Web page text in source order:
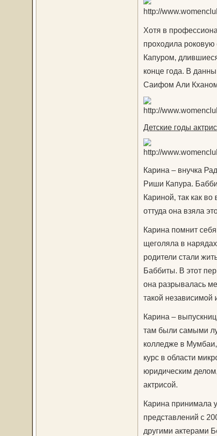
Хотя в
проходила
Капуром,
конце года. В
Саифом Али Кханом
Детские годы
Карина – внучка
Риши Капура.
Кариной, так как
оттуда она взяла
Карина помнит
щеголяла в
родители стали
Баббиты. В этот
она разрывалась
такой независимой
Карина –
там были самыми
колледже в
курс в области
юридическим
актрисой.
Карина принимала
представлений с
другими актерами